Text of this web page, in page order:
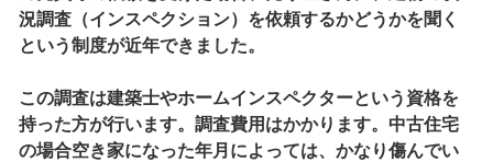
況調査（インスペクション）を依頼するかどうかを聞く
という制度が近年できました。
この調査は建築士やホームインスペクターという資格を
持った方が行います。調査費用はかかります。中古住宅
の場合空き家になった年月によっては、かなり傷んでい